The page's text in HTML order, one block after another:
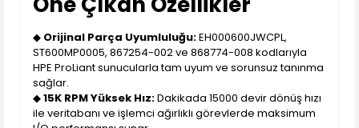
◆ Orijinal Parça Uyumluluğu:EH000600JWCPL,
ST600MP0005, 867254-002 ve 868774-008 kodlarıyla
HPE ProLiant sunucularla tam uyum ve sorunsuz tanınma
sağlar.
◆15K RPM Yüksek Hız:Dakikada 15000 devir dönüş hızı
ile veritabanı ve işlemci ağırlıklı görevlerde maksimum